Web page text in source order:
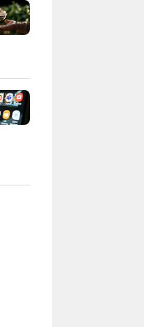
obří datacentrum. Měla
Zbavte se ho dřív,